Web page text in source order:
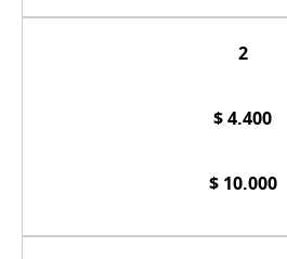
2
$ 4.400
$ 10.000